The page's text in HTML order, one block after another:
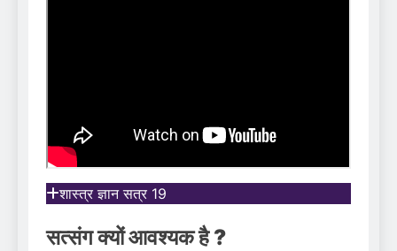
शास्त्र ज्ञान सत्र 19
सत्संग क्यों आवश्यक है ?